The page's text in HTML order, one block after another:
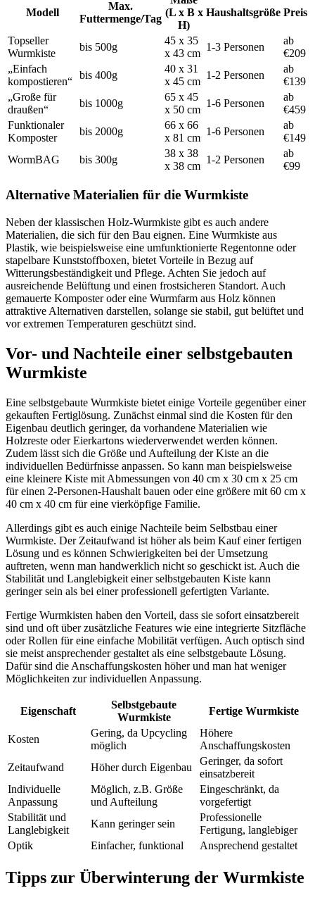
Modell
Max.
Futtermenge/Tag
(L x B x
H)
Haushaltsgröße Preis
Topseller
Wurmkiste
bis 500g
45 x 35
x 43 cm
1-3 Personen
ab
€209
„Einfach
kompostieren“
bis 400g
40 x 31
x 45 cm
1-2 Personen
ab
€139
„Große für
draußen“
bis 1000g
65 x 45
x 50 cm
1-6 Personen
ab
€459
Funktionaler
Komposter
bis 2000g
66 x 66
x 81 cm
1-6 Personen
ab
€149
WormBAG
bis 300g
38 x 38
x 38 cm
1-2 Personen
ab
€99
Alternative Materialien für die Wurmkiste
Neben der klassischen Holz-Wurmkiste gibt es auch andere
Materialien, die sich für den Bau eignen. Eine Wurmkiste aus
Plastik, wie beispielsweise eine umfunktionierte Regentonne oder
stapelbare Kunststoffboxen, bietet Vorteile in Bezug auf
Witterungsbeständigkeit und Pflege. Achten Sie jedoch auf
ausreichende Belüftung und einen frostsicheren Standort. Auch
gemauerte Komposter oder eine Wurmfarm aus Holz können
attraktive Alternativen darstellen, solange sie stabil, gut belüftet und
vor extremen Temperaturen geschützt sind.
Vor- und Nachteile einer selbstgebauten
Wurmkiste
Eine selbstgebaute Wurmkiste bietet einige Vorteile gegenüber einer
gekauften Fertiglösung. Zunächst einmal sind die Kosten für den
Eigenbau deutlich geringer, da vorhandene Materialien wie
Holzreste oder Eierkartons wiederverwendet werden können.
Zudem lässt sich die Größe und Aufteilung der Kiste an die
individuellen Bedürfnisse anpassen. So kann man beispielsweise
eine kleinere Kiste mit Abmessungen von 40 cm x 30 cm x 25 cm
für einen 2-Personen-Haushalt bauen oder eine größere mit 60 cm x
40 cm x 40 cm für eine vierköpfige Familie.
Allerdings gibt es auch einige Nachteile beim Selbstbau einer
Wurmkiste. Der Zeitaufwand ist höher als beim Kauf einer fertigen
Lösung und es können Schwierigkeiten bei der Umsetzung
auftreten, wenn man handwerklich nicht so geschickt ist. Auch die
Stabilität und Langlebigkeit einer selbstgebauten Kiste kann
geringer sein als bei einer professionell gefertigten Variante.
Fertige Wurmkisten haben den Vorteil, dass sie sofort einsatzbereit
sind und oft über zusätzliche Features wie eine integrierte Sitzfläche
oder Rollen für eine einfache Mobilität verfügen. Auch optisch sind
sie meist ansprechender gestaltet als eine selbstgebaute Lösung.
Dafür sind die Anschaffungskosten höher und man hat weniger
Möglichkeiten zur individuellen Anpassung.
Eigenschaft
Selbstgebaute
Wurmkiste
Fertige Wurmkiste
Kosten
Gering, da Upcycling
möglich
Höhere
Anschaffungskosten
Zeitaufwand
Höher durch Eigenbau
Geringer, da sofort
einsatzbereit
Individuelle
Anpassung
Möglich, z.B. Größe
und Aufteilung
Eingeschränkt, da
vorgefertigt
Stabilität und
Langlebigkeit
Kann geringer sein
Professionelle
Fertigung, langlebiger
Optik
Einfacher, funktional Ansprechend gestaltet
Tipps zur Überwinterung der Wurmkiste